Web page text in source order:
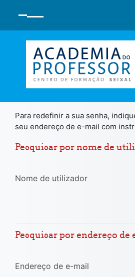
Para redefinir a sua senha,
seu endereço de e-mail com
Pesquisar por nome de
Nome de utilizador
Pesquisar por endereço de
Endereço de e-mail